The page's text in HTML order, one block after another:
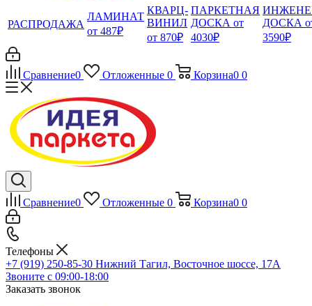
РАСПРОДАЖА
ЛАМИНАТ
от 487₽
КВАРЦ-
ВИНИЛ
от 870₽
ПАРКЕТНАЯ
ДОСКА от
4030₽
ДОСКА
3590₽
Сравнение0 Отложенные 0 Корзина0 0
Сравнение0 Отложенные 0 Корзина0 0
Телефоны
+7 (919) 250-85-30 Нижний Тагил, Восточное шоссе, 17А
Звоните с 09:00-18:00
Заказать звонок